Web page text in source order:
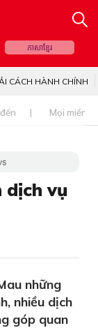
ភាសាខ្មែរ
CÁCH HÀNH CHÍNH
Mọi miền
vụ
những
nhiều dịch
góp quan